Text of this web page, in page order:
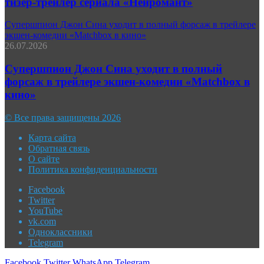
Супершпион Джон Сина уходит в полный форсаж в трейлере
экшен-комедии «Matchbox в кино»
26.07.2026
Супершпион Джон Сина уходит в полный
форсаж в трейлере экшен-комедии «Matchbox в
кино»
© Все права защищены 2026
Карта сайта
Обратная связь
О сайте
Политика конфиденциальности
Facebook
Twitter
YouTube
vk.com
Одноклассники
Telegram